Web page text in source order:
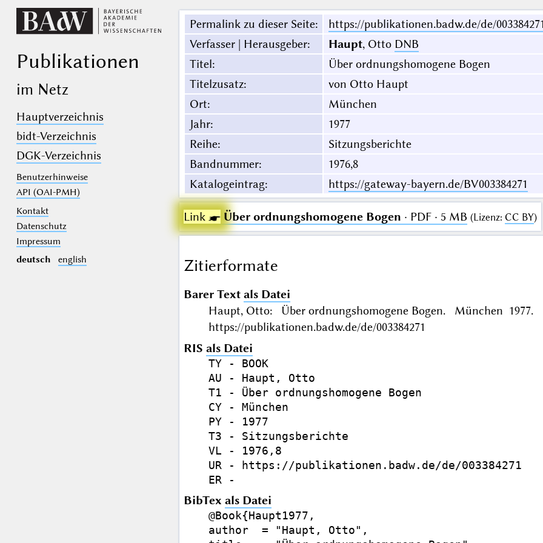
Publikationen
im Netz
Hauptverzeichnis
bidt-Verzeichnis
DGK-Verzeichnis
Benutzerhinweise
API (OAI-PMH)
Kontakt
Datenschutz
Impressum
deutsch
english
Permalink zu dieser Seite:
https://publikationen.badw.de/de/
Verfasser | Herausgeber: Haupt, Otto DNB
Titel:
Über ordnungshomogene Bogen
Titelzusatz:
von Otto Haupt
Ort:
München
Jahr:
1977
Reihe:
Sitzungsberichte
Bandnummer:
1976,8
Katalogeintrag: https://gateway-bayern.de/BV003384271
Link ☛ Über ordnungshomogene Bogen · PDF · 5 MB (Lizenz: CC BY)
Zitierformate
Barer Text als Datei
Haupt, Otto: Über ordnungshomogene Bogen. München
https://publikationen.badw.de/de/003384271
RIS als Datei
TY - BOOK
AU - Haupt, Otto
T1 - Über ordnungshomogene Bogen
CY - München
PY - 1977
T3 - Sitzungsberichte
VL - 1976,8
UR - https://publikationen.badw.de/de/003384271
BibTex als Datei
@Book{Haupt1977,
author  = "Haupt, Otto",